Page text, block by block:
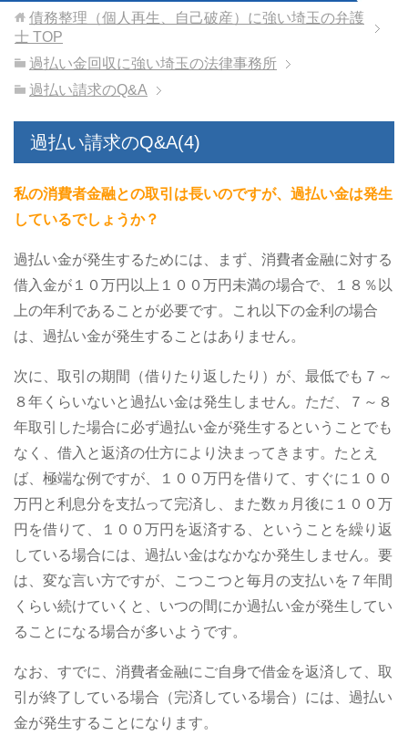
債務整理（個人再生、自己破産）に強い埼玉の弁護
士 TOP
過払い金回収に強い埼玉の法律事務所
過払い請求のQ&A
過払い請求のQ&A(4)
私の消費者金融との取引は長いのですが、過払い金は発生
しているでしょうか？
過払い金が発生するためには、まず、消費者金融に対する
借入金が１０万円以上１００万円未満の場合で、１８％以
上の年利であることが必要です。これ以下の金利の場合
は、過払い金が発生することはありません。
次に、取引の期間（借りたり返したり）が、最低でも７～
８年くらいないと過払い金は発生しません。ただ、７～８
年取引した場合に必ず過払い金が発生するということでも
なく、借入と返済の仕方により決まってきます。たとえ
ば、極端な例ですが、１００万円を借りて、すぐに１００
万円と利息分を支払って完済し、また数ヵ月後に１００万
円を借りて、１００万円を返済する、ということを繰り返
している場合には、過払い金はなかなか発生しません。要
は、変な言い方ですが、こつこつと毎月の支払いを７年間
くらい続けていくと、いつの間にか過払い金が発生してい
ることになる場合が多いようです。
なお、すでに、消費者金融にご自身で借金を返済して、取
引が終了している場合（完済している場合）には、過払い
金が発生することになります。